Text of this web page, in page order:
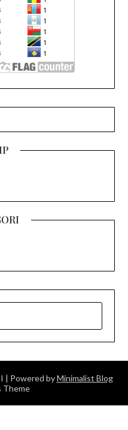
| Powered byMinimalist Blog
Theme